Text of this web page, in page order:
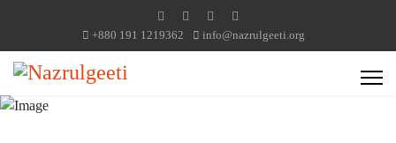
+880 191 1219362 info@nazrulgeeti.org